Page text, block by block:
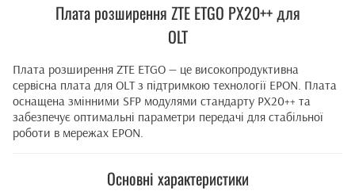
Плата розширення ZTE ETGO PX20++ для
OLT
Плата розширення ZTE ETGO — це високопродуктивна
сервісна плата для OLT з підтримкою технології EPON. Плата
оснащена змінними SFP модулями стандарту PX20++ та
забезпечує оптимальні параметри передачі для стабільної
роботи в мережах EPON.
Основні характеристики